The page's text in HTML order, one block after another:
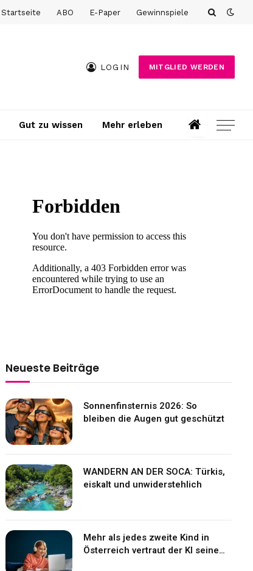
Startseite ABO E-Paper Gewinnspiele
LOGIN MITGLIED WERDEN
Gut zu wissen Mehr erleben
Neueste Beiträge
Sonnenfinsternis 2026: So
bleiben die Augen gut geschützt
WANDERN AN DER SOCA: Türkis,
eiskalt und unwiderstehlich
Mehr als jedes zweite Kind in
Österreich vertraut der KI seine